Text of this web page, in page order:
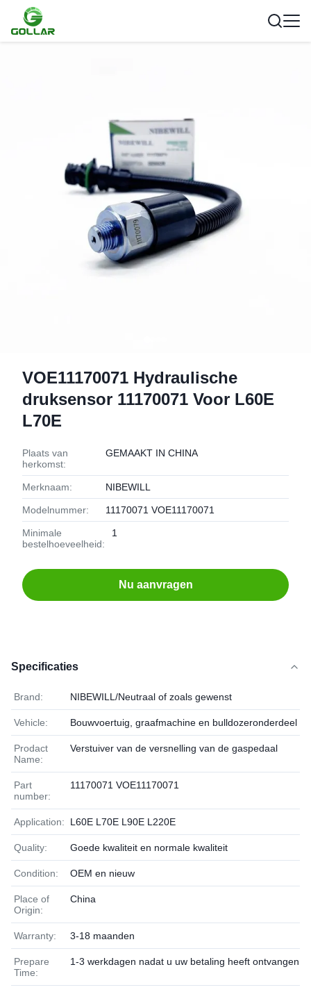
VOE11170071 Hydraulische
druksensor 11170071 Voor L60E
L70E
Plaats van
herkomst:
GEMAAKT IN CHINA
Merknaam: NIBEWILL
Modelnummer: 11170071 VOE11170071
Minimale
bestelhoeveelheid:
1
Nu aanvragen
Specificaties
Brand: NIBEWILL/Neutraal of zoals gewenst
Vehicle: Bouwvoertuig, graafmachine en bulldozeronderdeel
Prodact
Name:
Verstuiver van de versnelling van de gaspedaal
Part
number:
11170071 VOE11170071
Application: L60E L70E L90E L220E
Quality: Goede kwaliteit en normale kwaliteit
Condition: OEM en nieuw
Place of
Origin:
China
Warranty: 3-18 maanden
Prepare
Time:
1-3 werkdagen nadat u uw betaling heeft ontvangen